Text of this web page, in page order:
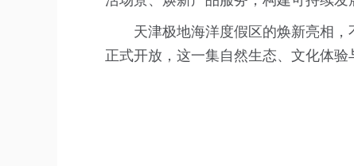
天津极地海洋度假区的焕新亮相
正式开放，这一集自然生态、文化体